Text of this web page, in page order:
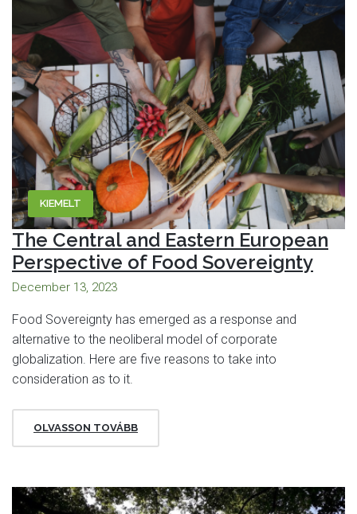
KIEMELT
The Central and Eastern European
Perspective of Food Sovereignty
December 13, 2023
Food Sovereignty has emerged as a response and
alternative to the neoliberal model of corporate
globalization. Here are five reasons to take into
consideration as to it.
OLVASSON TOVÁBB